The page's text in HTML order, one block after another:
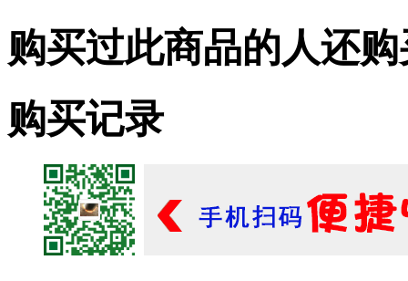
购买过此商品的人还
购买记录